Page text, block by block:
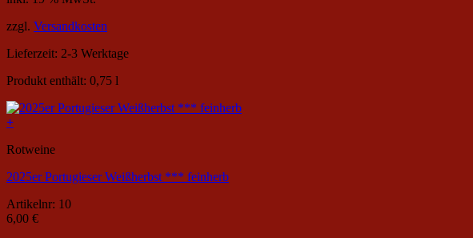
zzgl. Versandkosten
Lieferzeit: 2-3 Werktage
Produkt enthält: 0,75 l
+
Rotweine
2025er Portugieser Weißherbst *** feinherb
Artikelnr: 10
6,00 €